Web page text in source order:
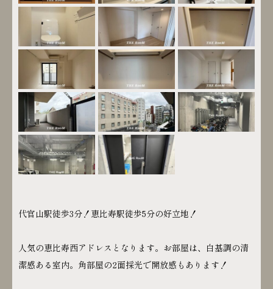
代官山駅徒歩3分！恵比寿駅徒歩5分の好立地！
人気の恵比寿西アドレスとなります。お部屋は、白基調の清
潔感ある室内。角部屋の2面採光で開放感もあります！